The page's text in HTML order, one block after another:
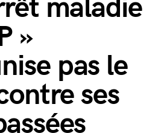
maladie
»
pas le
ses